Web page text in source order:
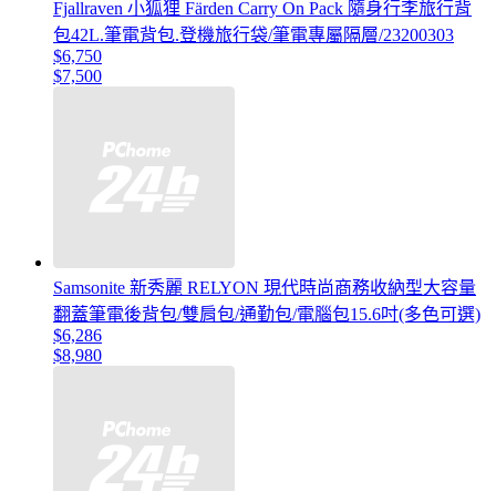
Fjallraven 小狐狸 Färden Carry On Pack 隨身行李旅行背
包42L.筆電背包.登機旅行袋/筆電專屬隔層/23200303
$6,750
$7,500
Samsonite 新秀麗 RELYON 現代時尚商務收納型大容量
翻蓋筆電後背包/雙肩包/通勤包/電腦包15.6吋(多色可選)
$6,286
$8,980